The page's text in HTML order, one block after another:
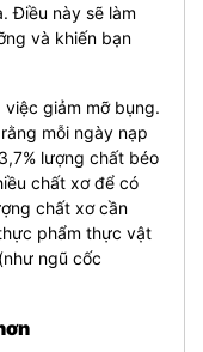
Điều này sẽ làm
và khiến bạn
giảm mỡ bụng.
mỗi ngày nạp
lượng chất béo
chất xơ để có
chất xơ cần
phẩm thực vật
ngũ cốc